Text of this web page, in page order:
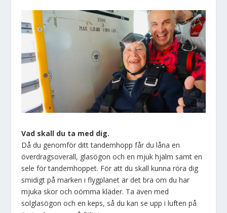
Vad skall du ta med dig.
Då du genomför ditt tandemhopp får du låna en
överdragsoverall, glasögon och en mjuk hjälm samt en
sele för tandemhoppet. För att du skall kunna röra dig
smidigt på marken i flygplanet är det bra om du har
mjuka skor och oömma kläder. Ta även med
solglasögon och en keps, så du kan se upp i luften på